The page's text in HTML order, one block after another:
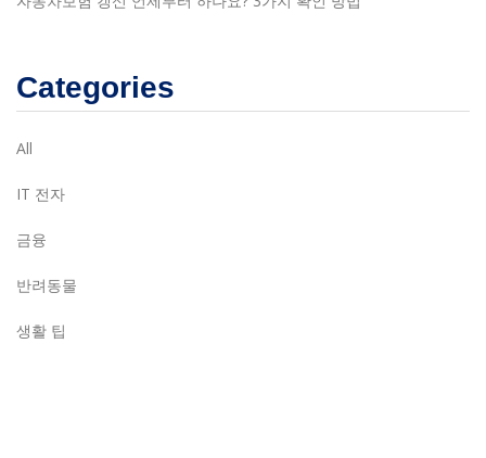
Categories
All
IT 전자
금융
반려동물
생활 팁